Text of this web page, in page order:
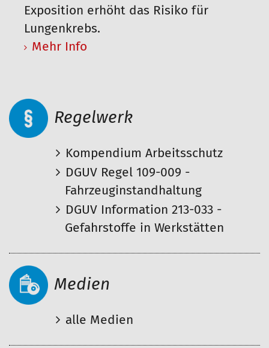
Exposition erhöht das Risiko für
Lungenkrebs.
Mehr Info
Regelwerk
Kompendium Arbeitsschutz
DGUV Regel 109-009 -
Fahrzeuginstandhaltung
DGUV Information 213-033 -
Gefahrstoffe in Werkstätten
Medien
alle Medien